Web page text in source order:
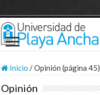
Inicio /Opinión (página 45)
Opinión